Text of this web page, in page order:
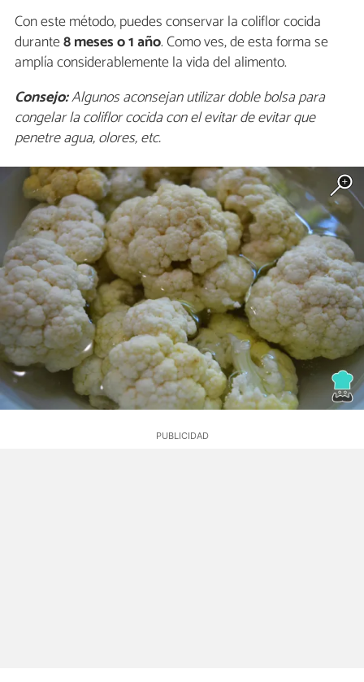
Con este método, puedes conservar la coliflor cocida
durante8 meses o 1 año. Como ves, de esta forma se
amplía considerablemente la vida del alimento.
Consejo:Algunos aconsejan utilizar doble bolsa para
congelar la coliflor cocida con el evitar de evitar que
penetre agua, olores, etc.